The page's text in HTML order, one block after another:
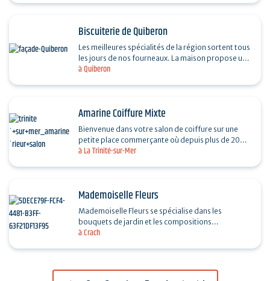
à Quiberon
Biscuiterie de Quiberon
Les meilleures spécialités de la région sortent tous
les jours de nos fourneaux. La maison propose un
choix varié de gâteaux frais (kouign amann,…
à La Trinité-sur-Mer
Amarine Coiffure Mixte
Bienvenue dans votre salon de coiffure sur une
petite place commerçante où depuis plus de 20
ans, nous vous faisons profiter de notre
à Crach
Mademoiselle Fleurs
Mademoiselle Fleurs se spécialise dans les
bouquets de jardin et les compositions
champêtres, mettant en valeur la beauté naturelle